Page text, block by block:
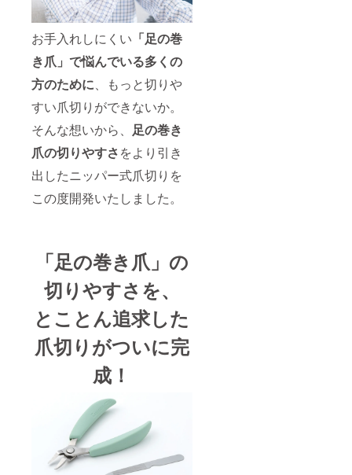
お手入れしにくい 「足の巻
き爪」で悩んでいる多くの
方のために、もっと切りや
すい爪切りができないか。
そんな想いから、 足の巻き
爪の切りやすさをより引き
出したニッパー式爪切りを
この度開発いたしました。
「足の巻き爪」の
切りやすさを、
とことん追求した
爪切りがついに完
成！